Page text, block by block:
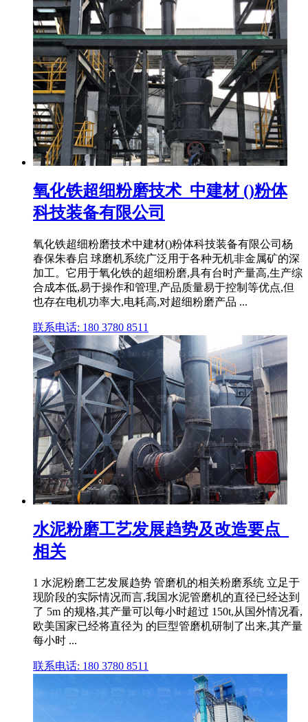
氧化铁超细粉磨技术_中建材 ()粉体
科技装备有限公司
氧化铁超细粉磨技术中建材()粉体科技装备有限公司杨
春保朱春启 球磨机系统广泛用于各种无机非金属矿的深
加工。它用于氧化铁的超细粉磨,具有台时产量高,生产综
合成本低,易于操作和管理,产品质量易于控制等优点,但
也存在电机功率大,电耗高,对超细粉磨产品 ...
联系电话: 180 3780 8511
水泥粉磨工艺发展趋势及改造要点_
相关
1 水泥粉磨工艺发展趋势 管磨机的相关粉磨系统 立足于
现阶段的实际情况而言,我国水泥管磨机的直径已经达到
了 5m 的规格,其产量可以每小时超过 150t,从国外情况看,
欧美国家已经将直径为 的巨型管磨机研制了出来,其产量
每小时 ...
联系电话: 180 3780 8511